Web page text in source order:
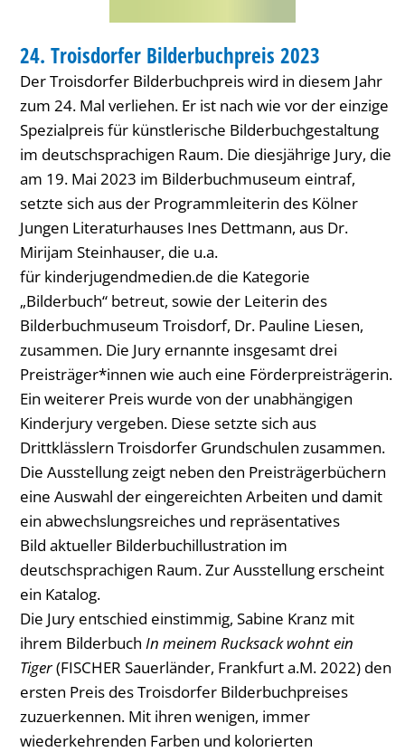
KATEGORIE: AUSSTELLUNG
24. Troisdorfer Bilderbuchpreis 2023
Der Troisdorfer Bilderbuchpreis wird in diesem Jahr
zum 24. Mal verliehen. Er ist nach wie vor der einzige
Spezialpreis für künstlerische Bilderbuchgestaltung
im deutschsprachigen Raum. Die diesjährige Jury, die
am 19. Mai 2023 im Bilderbuchmuseum eintraf,
setzte sich aus der Programmleiterin des Kölner
Jungen Literaturhauses Ines Dettmann, aus Dr.
Mirijam Steinhauser, die u.a.
für kinderjugendmedien.de die Kategorie
„Bilderbuch“ betreut, sowie der Leiterin des
Bilderbuchmuseum Troisdorf, Dr. Pauline Liesen,
zusammen. Die Jury ernannte insgesamt drei
Preisträger*innen wie auch eine Förderpreisträgerin.
Ein weiterer Preis wurde von der unabhängigen
Kinderjury vergeben. Diese setzte sich aus
Drittklässlern Troisdorfer Grundschulen zusammen.
Die Ausstellung zeigt neben den Preisträgerbüchern
eine Auswahl der eingereichten Arbeiten und damit
ein abwechslungsreiches und repräsentatives
Bild aktueller Bilderbuchillustration im
deutschsprachigen Raum. Zur Ausstellung erscheint
ein Katalog.
Die Jury entschied einstimmig, Sabine Kranz mit
ihrem Bilderbuch In meinem Rucksack wohnt ein
Tiger(FISCHER Sauerländer, Frankfurt a.M. 2022) den
ersten Preis des Troisdorfer Bilderbuchpreises
zuzuerkennen. Mit ihren wenigen, immer
wiederkehrenden Farben und kolorierten